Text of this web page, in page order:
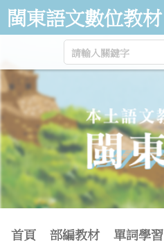
跳到主要內容
閩東語文數位教材
首頁 部編教材 單詞學習